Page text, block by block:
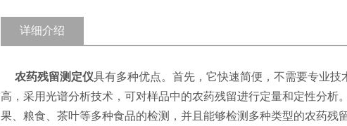
详细介绍
农药残留测定仪具有多种优点。首先，它快速简便，不需要专业
高，采用光谱分析技术，可对样品中的农药残留进行定量和定性分
果、粮食、茶叶等多种食品的检测，并且能够检测多种类型的农药残